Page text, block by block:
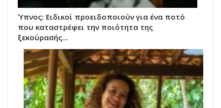
Ύπνος: Ειδικοί προειδοποιούν για ένα ποτό
που καταστρέφει την ποιότητα της
ξεκούρασής…